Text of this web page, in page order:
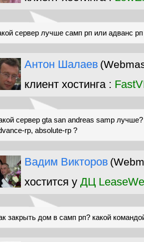
сервер лучше самп рп или адванс рп
Антон Шалаев
клиент хостинга :
сервер gta san andreas samр
rp, absolute-rp ?
Вадим Викторов
хостится у ДЦ
закрыть дом в самп рп? какой